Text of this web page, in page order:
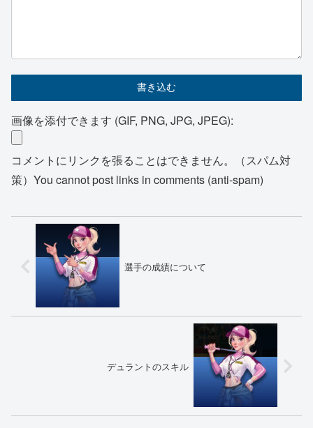
画像を添付できます (GIF, PNG, JPG, JPEG):
コメントにリンクを張ることはできません。（スパム対
策）You cannot post links in comments (anti-spam)
選手の成績について
デュラントのスキル